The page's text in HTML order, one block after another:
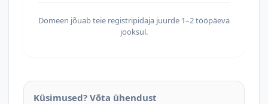
Domeen jõuab teie registripidaja juurde 1–2 tööpäeva
jooksul.
Küsimused? Võta ühendust